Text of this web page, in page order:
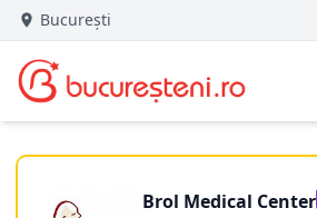
București
Brol Medical Center